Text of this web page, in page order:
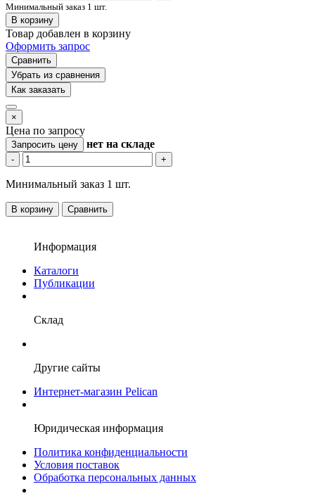
Минимальный заказ 1 шт.
В корзину
Товар добавлен в корзину
Оформить запрос
Сравнить
Убрать из сравнения
Как заказать
×
Цена по запросу
Запросить цену нет на складе
- +
Минимальный заказ 1 шт.
В корзину Сравнить
Информация
Каталоги
Публикации
Склад
Другие сайты
Интернет-магазин Pelican
Юридическая информация
Политика конфиденциальности
Условия поставок
Обработка персональных данных